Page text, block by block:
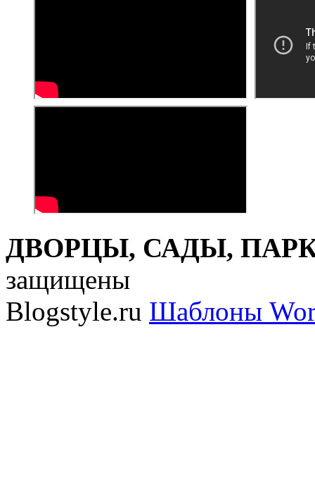
ДВОРЦЫ, САДЫ,
защищены
Blogstyle.ru Шаблоны